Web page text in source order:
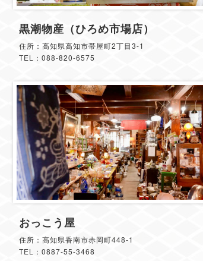
黒潮物産（ひろめ市場店）
住所：高知県高知市帯屋町2丁目3-1
TEL：088-820-6575
おっこう屋
住所：高知県香南市赤岡町448-1
TEL：0887-55-3468